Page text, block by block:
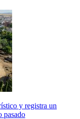
y registra un
pasado